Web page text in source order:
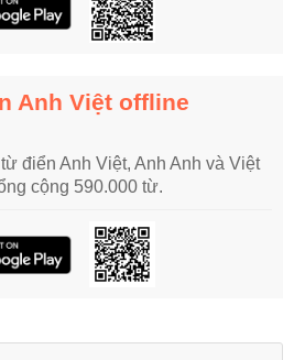
Anh Việt offline
điển Anh Việt, Anh Anh và Việt
cộng 590.000 từ.